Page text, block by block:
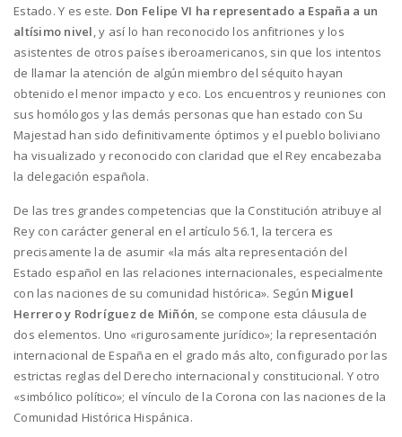
Estado. Y es este. Don Felipe VI ha representado a España a un
altísimo nivel, y así lo han reconocido los anfitriones y los
asistentes de otros países iberoamericanos, sin que los intentos
de llamar la atención de algún miembro del séquito hayan
obtenido el menor impacto y eco. Los encuentros y reuniones con
sus homólogos y las demás personas que han estado con Su
Majestad han sido definitivamente óptimos y el pueblo boliviano
ha visualizado y reconocido con claridad que el Rey encabezaba
la delegación española.
De las tres grandes competencias que la Constitución atribuye al
Rey con carácter general en el artículo 56.1, la tercera es
precisamente la de asumir «la más alta representación del
Estado español en las relaciones internacionales, especialmente
con las naciones de su comunidad histórica». Según Miguel
Herrero y Rodríguez de Miñón, se compone esta cláusula de
dos elementos. Uno «rigurosamente jurídico»; la representación
internacional de España en el grado más alto, configurado por las
estrictas reglas del Derecho internacional y constitucional. Y otro
«simbólico político»; el vínculo de la Corona con las naciones de la
Comunidad Histórica Hispánica.